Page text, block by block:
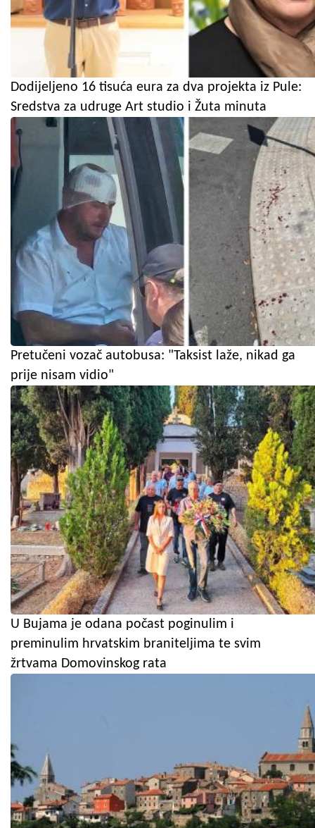
Dodijeljeno 16 tisuća eura za dva projekta iz Pule:
Sredstva za udruge Art studio i Žuta minuta
Pretučeni vozač autobusa: "Taksist laže, nikad ga
prije nisam vidio"
U Bujama je odana počast poginulim i
preminulim hrvatskim braniteljima te svim
žrtvama Domovinskog rata